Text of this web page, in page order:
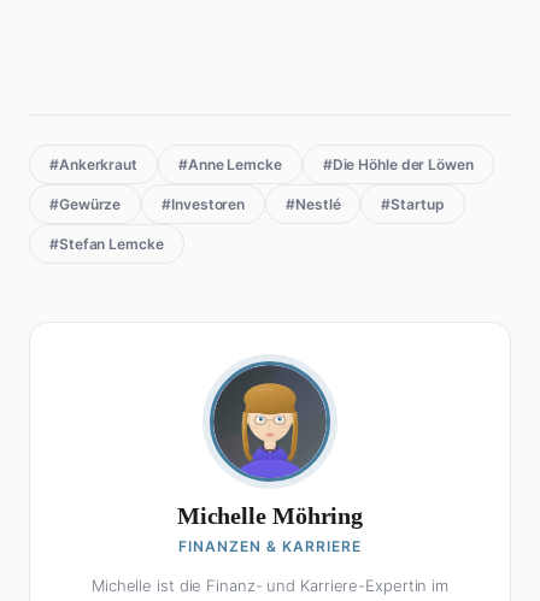
#Ankerkraut #Anne Lemcke #Die Höhle der Löwen
#Gewürze #Investoren #Nestlé #Startup
#Stefan Lemcke
Michelle Möhring
FINANZEN & KARRIERE
Michelle ist die Finanz- und Karriere-Expertin im